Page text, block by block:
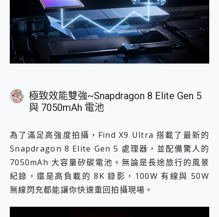
極致效能雙強~Snapdragon 8 Elite Gen 5
與 7050mAh 電池
為了滿足高強度拍攝，Find X9 Ultra 搭載了最新的
Snapdragon 8 Elite Gen 5 處理器，並配備驚人的
7050mAh 大容量矽碳電池。無論是長途旅行的風景
紀錄，還是高負載的 8K 錄影，100W 有線與 50W
無線閃充都能讓你快速重回拍攝現場。